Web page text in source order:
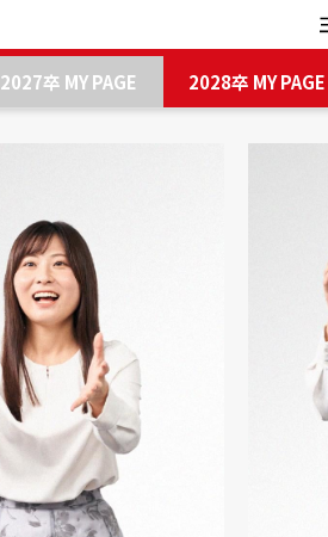
2027卒 MY PAGE 2028卒 MY PAGE